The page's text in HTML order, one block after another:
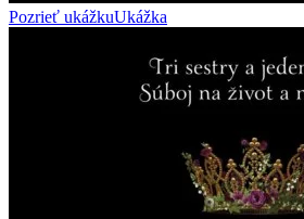
Pozrieť ukážkuUkážka